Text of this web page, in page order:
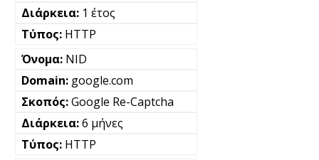
1 έτος
HTTP
NID
google.com
Google Re-Captcha
6 μήνες
HTTP